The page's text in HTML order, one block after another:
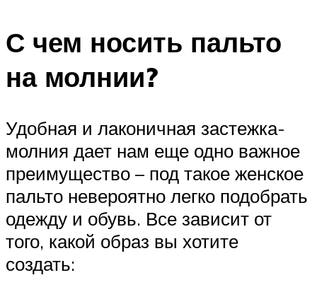
С чем носить пальто
на молнии?
Удобная и лаконичная застежка-
молния дает нам еще одно важное
преимущество – под такое женское
пальто невероятно легко подобрать
одежду и обувь. Все зависит от
того, какой образ вы хотите
создать: